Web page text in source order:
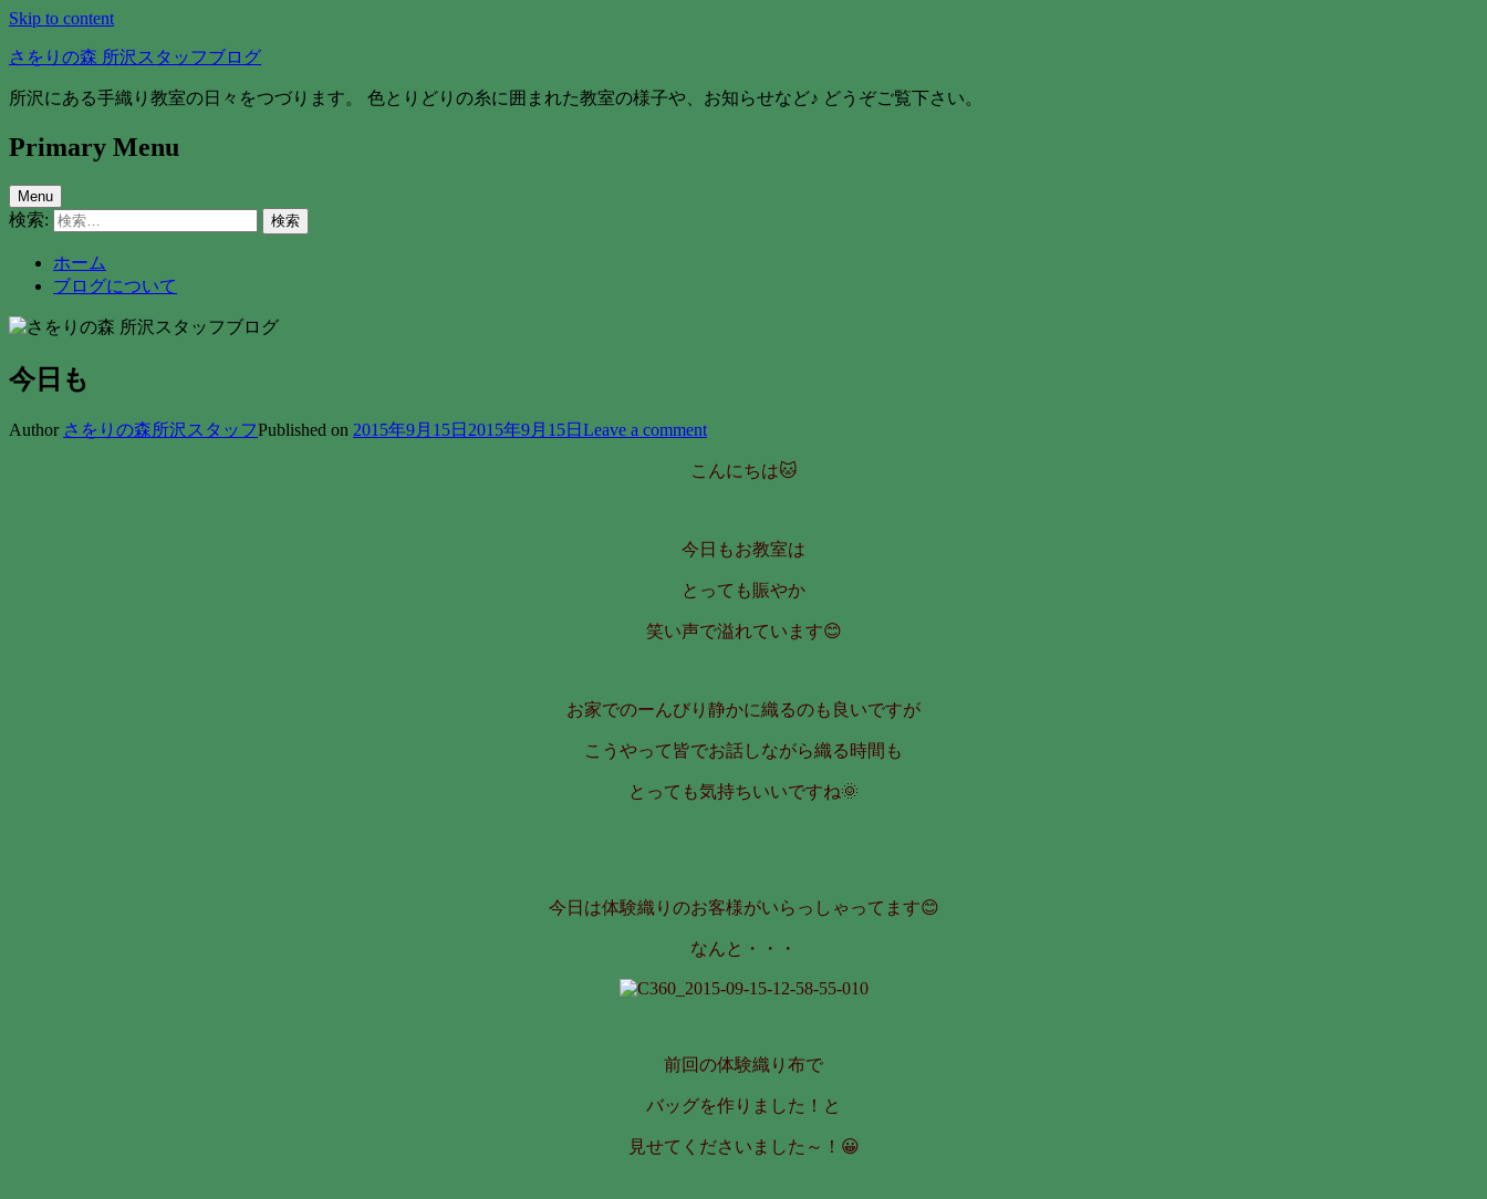
Skip to content
さをりの森 所沢スタッフブログ
所沢にある手織り教室の日々をつづります。 色とりどりの糸に囲まれた教室の様子や、お知らせなど♪ どうぞご覧下さい。
Primary Menu
Menu
検索:
ホーム
ブログについて
今日も
Author さをりの森所沢スタッフPublished on 2015年9月15日 2015年9月15日 Leave a comment
こんにちは🐱
今日もお教室は
とっても賑やか
笑い声で溢れています😊
お家でのーんびり静かに織るのも良いですが
こうやって皆でお話しながら織る時間も
とっても気持ちいいですね🌞
今日は体験織りのお客様がいらっしゃってます😊
なんと・・・
前回の体験織り布で
バッグを作りました！と
見せてくださいました～！😀